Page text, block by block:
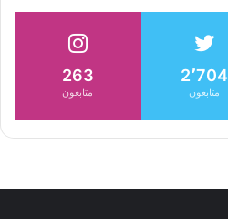
2٬704
متابعون
263
متابعون